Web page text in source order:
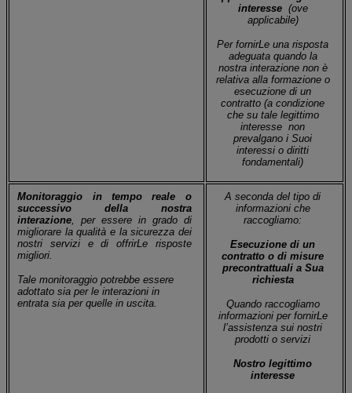
interesse (ove
applicabile)
Per fornirLe una risposta
adeguata quando la
nostra interazione non è
relativa alla formazione o
esecuzione di un
contratto (a condizione
che su tale legittimo
interesse non
prevalgano i Suoi
interessi o diritti
fondamentali)
Monitoraggio in tempo reale o
successivo della nostra
interazione, per essere in grado di
migliorare la qualità e la sicurezza dei
nostri servizi e di offrirLe risposte
migliori.
Tale monitoraggio potrebbe essere
adottato sia per le interazioni in
entrata sia per quelle in uscita.
A seconda del tipo di
informazioni che
raccogliamo:
Esecuzione di un
contratto o di misure
precontrattuali a Sua
richiesta
Quando raccogliamo
informazioni per fornirLe
l’assistenza sui nostri
prodotti o servizi
Nostro legittimo
interesse